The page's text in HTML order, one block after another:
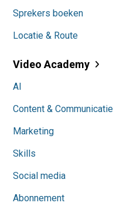
Sprekers boeken
Locatie & Route
Video Academy
AI
Content & Communicatie
Marketing
Skills
Social media
Abonnement